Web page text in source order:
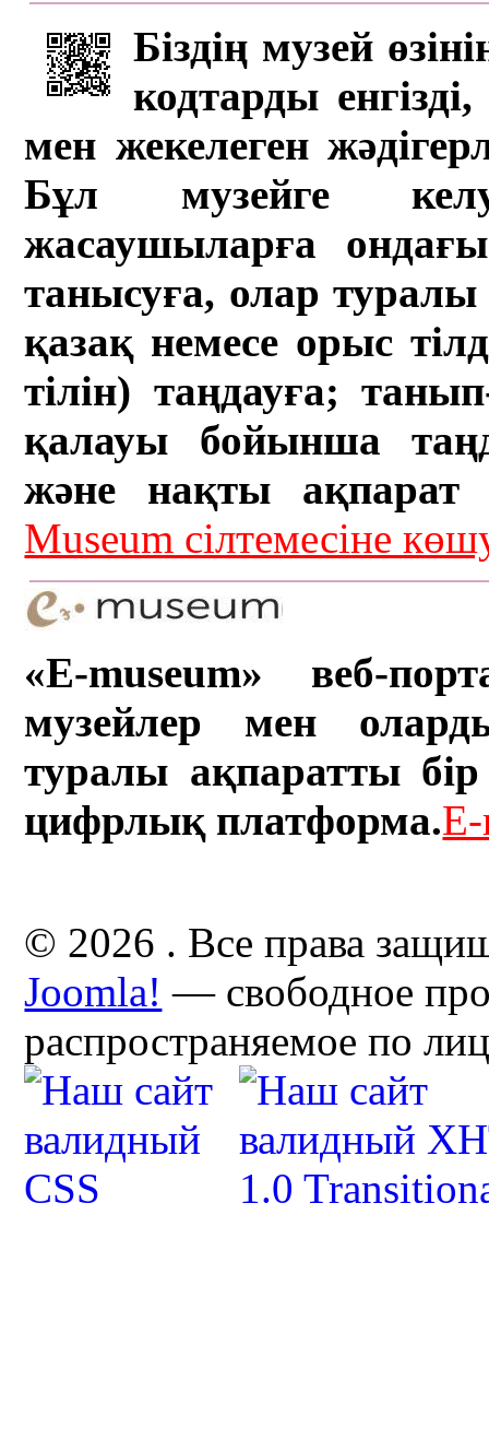
Біздің музей
кодтарды
мен жекелеген
Бұл музейге
жасаушыларға
танысуға, олар туралы
қазақ немесе орыс
тілін) таңдауға;
қалауы бойынша
және нақты ақпарат
Museum сілтемесіне
«E-museum» веб-
музейлер мен
туралы ақпаратты бір
цифрлық платформа.
© 2026 . Все права
Joomla! — свободное
распространяемое по